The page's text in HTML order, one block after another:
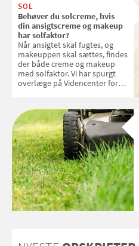
SOL
Behøver du solcreme, hvis
din ansigtscreme og makeup
har solfaktor?
Når ansigtet skal fugtes, og
makeuppen skal sættes, findes
der både creme og makeup
med solfaktor. Vi har spurgt
overlæge på Videncenter for
med SPF kan erstatte
solcreme, når man bevæger
sig ud i solen